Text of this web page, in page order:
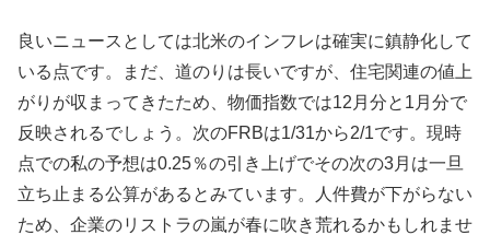
良いニュースとしては北米のインフレは確実に鎮静化して
いる点です。まだ、道のりは長いですが、住宅関連の値上
がりが収まってきたため、物価指数では12月分と1月分で
反映されるでしょう。次のFRBは1/31から2/1です。現時
点での私の予想は0.25％の引き上げでその次の3月は一旦
立ち止まる公算があるとみています。人件費が下がらない
ため、企業のリストラの嵐が春に吹き荒れるかもしれませ